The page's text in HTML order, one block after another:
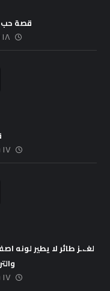
قصة حب
١٨ فبراير، ٢٠٢٥
١٧ فبراير، ٢٠٢٥
لغـ،ـز طائر لا يطير لونه
والتركيز
١٧ فبراير، ٢٠٢٥